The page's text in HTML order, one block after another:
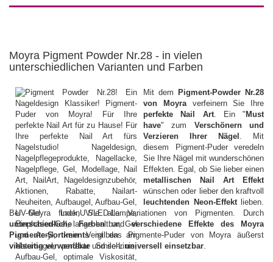
Moyra Pigment Powder Nr.28 - in vielen
unterschiedlichen Varianten und Farben
Mit dem Pigment-Powder Nr.28
von Moyraverfeinern Sie Ihre
perfekte Nail Art. Ein "Must
have" zum Verschönern und
Verzieren Ihrer Nägel . Mit
diesem Pigment-Puder veredeln
Sie Ihre Nägel mit wunderschönen
Effekten. Egal, ob Sie lieber einen
metallischen Nail Art Effekt
wünschen oder lieber den kraftvoll
leuchtenden Neon-Effektlieben.
Bei Moyra finden Sie alle Variationen von Pigmenten. Durch
unterschiedliche Farbenundverschiedene Effekte des Moyra
Pigmente-Sortimentsist das Pigmente-Puder von Moyra äußerst
vielseitig verwendbar und sehruniversell einsetzbar